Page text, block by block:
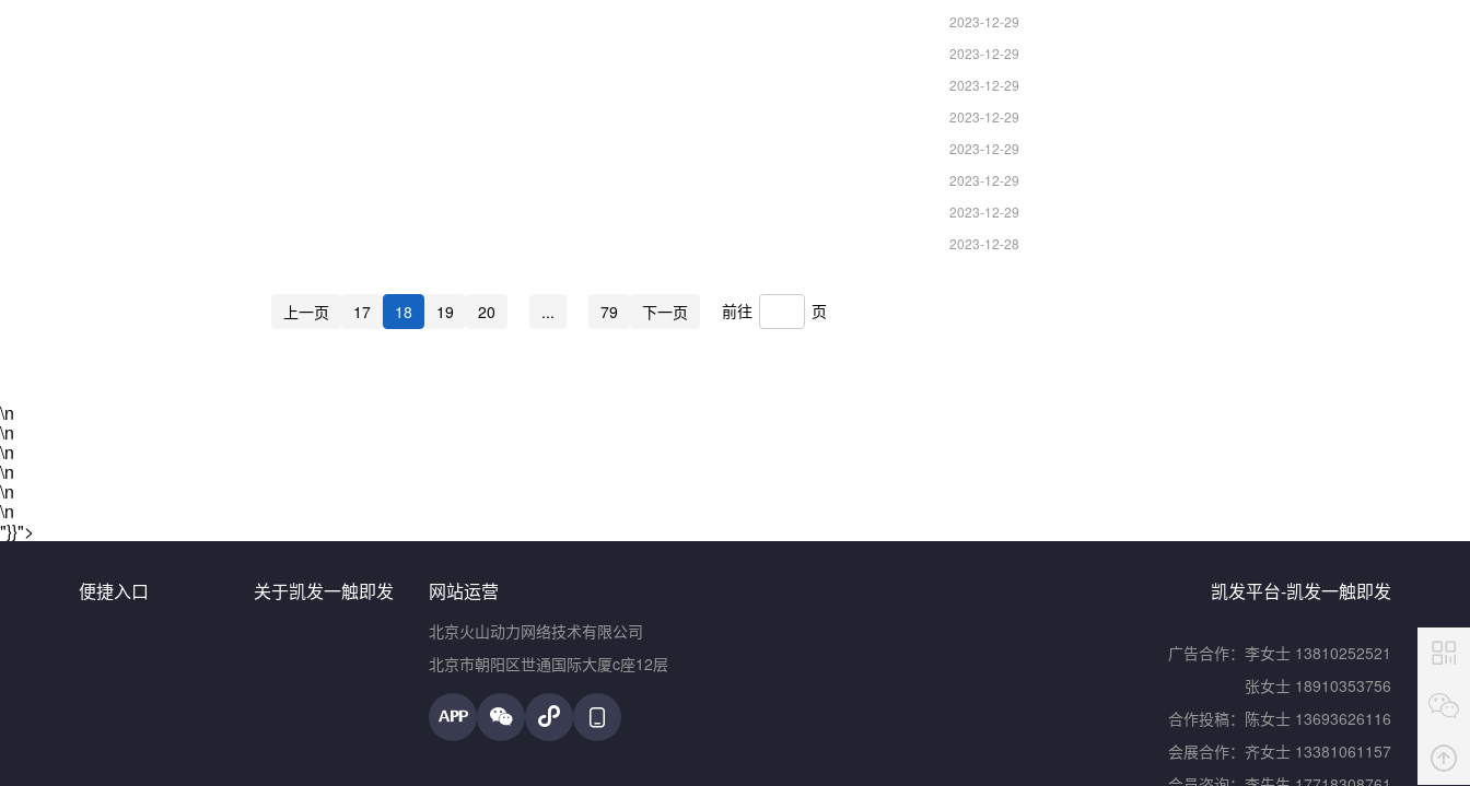
2023-12-29
2023-12-29
2023-12-29
2023-12-29
2023-12-29
2023-12-29
2023-12-29
2023-12-28
上一页 17 18 19 20 ... 79 下一页 前往 页
\n
\n
\n
\n
\n
\n
"}}">
便捷入口 关于凯发一触即发 网站运营
北京火山动力网络技术有限公司
北京市朝阳区世通国际大厦c座12层
凯发平台-凯发一触即发
广告合作： 李女士 13810252521
张女士 18910353756
合作投稿： 陈女士 13693626116
会展合作： 齐女士 13381061157